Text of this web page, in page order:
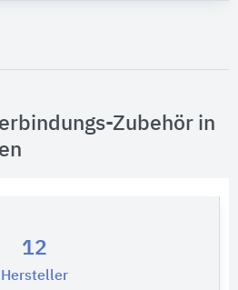
Zubehör in
12
Hersteller